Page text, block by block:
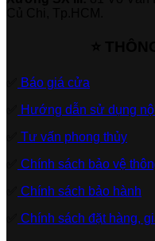
Báo giá cửa
Hướng dẫn sử dụng
Tư vấn phong thủy
Chính sách bảo vệ
Chính sách bảo hành
Chính sách đặt hàng,